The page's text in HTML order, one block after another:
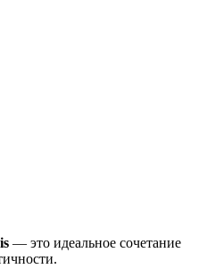
— это идеальное сочетание